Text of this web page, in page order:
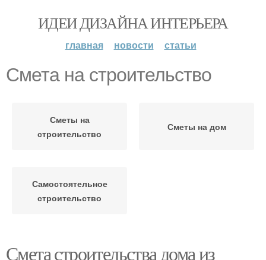
ИДЕИ ДИЗАЙНА ИНТЕРЬЕРА
главная новости статьи
Смета на строительство
Сметы на
строительство
Сметы на дом
Самостоятельное
строительство
Смета строительства дома из